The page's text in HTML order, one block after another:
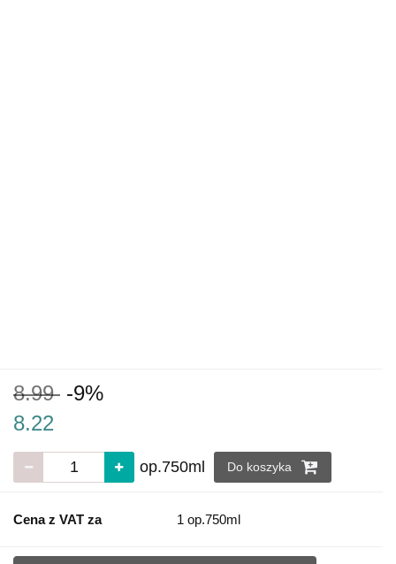
8.99 -9%
8.22
op.750ml Do koszyka
Cena z VAT za 1 op.750ml